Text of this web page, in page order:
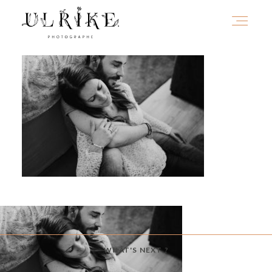
WHAT'S NEXT ?
HOME
A PROPOS
PORTFOLIO
INFOS
JOURNAL